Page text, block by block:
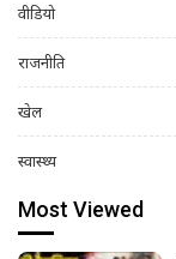
वीडियो
राजनीति
खेल
स्वास्थ्य
Most Viewed